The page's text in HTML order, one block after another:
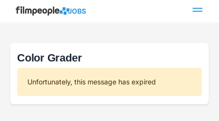
JOBS
Color Grader
Unfortunately, this message has expired